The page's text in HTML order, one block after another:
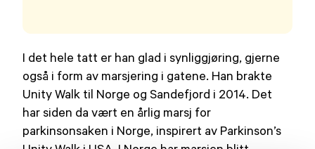
I det hele tatt er han glad i synliggjøring, gjerne
også i form av marsjering i gatene. Han brakte
Unity Walk til Norge og Sandefjord i 2014. Det
har siden da vært en årlig marsj for
parkinsonsaken i Norge, inspirert av Parkinson’s